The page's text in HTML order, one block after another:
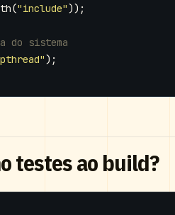
("include"));
);
testes ao build?